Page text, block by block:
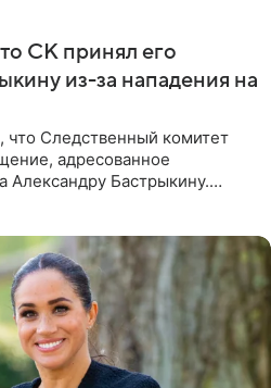
СК принял его
из-за нападения на
Следственный комитет
адресованное
Александру Бастрыкину.